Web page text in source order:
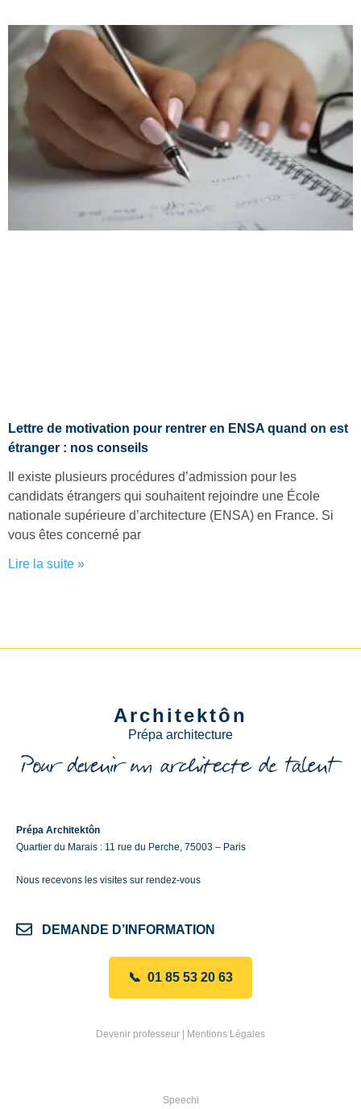
Lettre de motivation pour rentrer en ENSA quand on est
étranger : nos conseils
Il existe plusieurs procédures d’admission pour les
candidats étrangers qui souhaitent rejoindre une École
nationale supérieure d’architecture (ENSA) en France. Si
vous êtes concerné par
Lire la suite »
Architektôn
Prépa architecture
Prépa Architektôn
Quartier du Marais : 11 rue du Perche, 75003 – Paris
Nous recevons les visites sur rendez-vous
DEMANDE D’INFORMATION
📞 01 85 53 20 63
Devenir professeur | Mentions Légales
Speechi